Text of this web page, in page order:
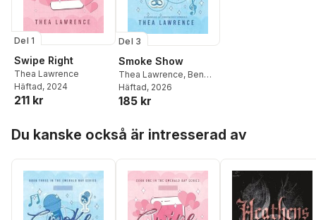
Del 1
Swipe Right
Thea Lawrence
Häftad, 2024
211 kr
Del 3
Smoke Show
Thea Lawrence, Ben
Browning
Häftad, 2026
185 kr
Du kanske också är intresserad av